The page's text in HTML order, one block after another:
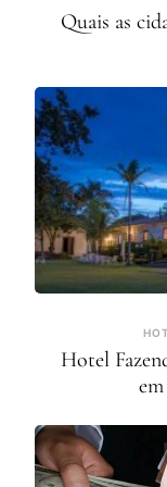
Quais as
Hotel